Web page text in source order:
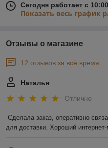
Сегодня работает с
Показать весь график
Отзывы о магазине
12 отзывов за всё время
Наталья
Отлично
Сделала заказ, оперативно
для доставки. Хороший